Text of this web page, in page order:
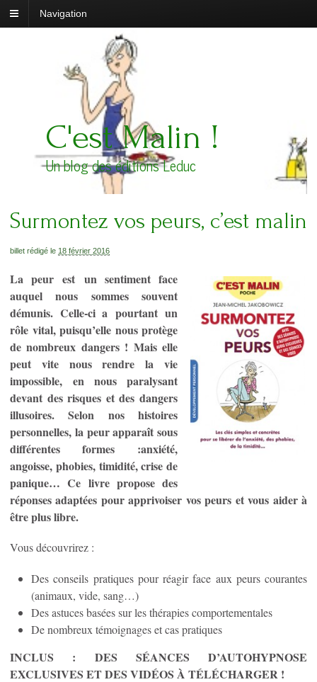
Navigation
C'est Malin !
Un blog des éditions Leduc
Surmontez vos peurs, c’est malin
billet rédigé le 18 février 2016
La peur est un sentiment face
auquel nous sommes souvent
démunis. Celle-ci a pourtant un
rôle vital, puisqu’elle nous protège
de nombreux dangers ! Mais elle
peut vite nous rendre la vie
impossible, en nous paralysant
devant des risques et des dangers
illusoires. Selon nos histoires
personnelles, la peur apparaît sous
différentes formes :anxiété,
angoisse, phobies, timidité, crise de
panique… Ce livre propose des
réponses adaptées pour apprivoiser vos peurs et vous aider à
être plus libre.
Vous découvrirez :
Des conseils pratiques pour réagir face aux peurs courantes
(animaux, vide, sang…)
Des astuces basées sur les thérapies comportementales
De nombreux témoignages et cas pratiques
INCLUS : DES SÉANCES D’AUTOHYPNOSE
EXCLUSIVES ET DES VIDÉOS À TÉLÉCHARGER !